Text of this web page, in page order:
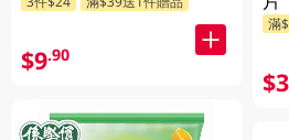
$9.90
滿